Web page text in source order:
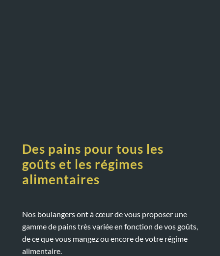
Des pains pour tous les
goûts et les régimes
alimentaires
Nos boulangers ont à cœur de vous proposer une
gamme de pains très variée en fonction de vos goûts,
de ce que vous mangez ou encore de votre régime
alimentaire.